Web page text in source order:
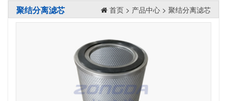
聚结分离滤芯 首页 > 产品中心 > 聚结分离滤芯